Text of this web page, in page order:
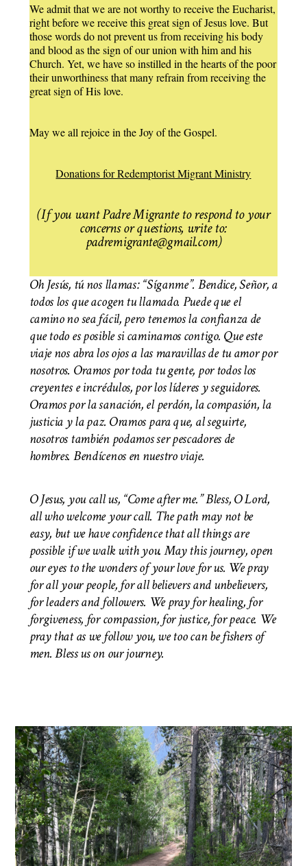
We admit that we are not worthy to receive the Eucharist,
right before we receive this great sign of Jesus love. But
those words do not prevent us from receiving his body
and blood as the sign of our union with him and his
Church. Yet, we have so instilled in the hearts of the poor
their unworthiness that many refrain from receiving the
great sign of His love.
May we all rejoice in the Joy of the Gospel.
Donations for Redemptorist Migrant Ministry
(If you want Padre Migrante to respond to your
concerns or questions, write to:
padremigrante@gmail.com)
Oh Jesús, tú nos llamas: “Síganme”. Bendice, Señor, a
todos los que acogen tu llamado. Puede que el
camino no sea fácil, pero tenemos la confianza de
que todo es posible si caminamos contigo. Que este
viaje nos abra los ojos a las maravillas de tu amor por
nosotros. Oramos por toda tu gente, por todos los
creyentes e incrédulos, por los líderes y seguidores.
Oramos por la sanación, el perdón, la compasión, la
justicia y la paz. Oramos para que, al seguirte,
nosotros también podamos ser pescadores de
hombres. Bendícenos en nuestro viaje.
O Jesus, you call us, “Come after me.” Bless, O Lord,
all who welcome your call. The path may not be
easy, but we have confidence that all things are
possible if we walk with you. May this journey, open
our eyes to the wonders of your love for us. We pray
for all your people, for all believers and unbelievers,
for leaders and followers. We pray for healing, for
forgiveness, for compassion, for justice, for peace. We
pray that as we follow you, we too can be fishers of
men.Bless us on our journey.